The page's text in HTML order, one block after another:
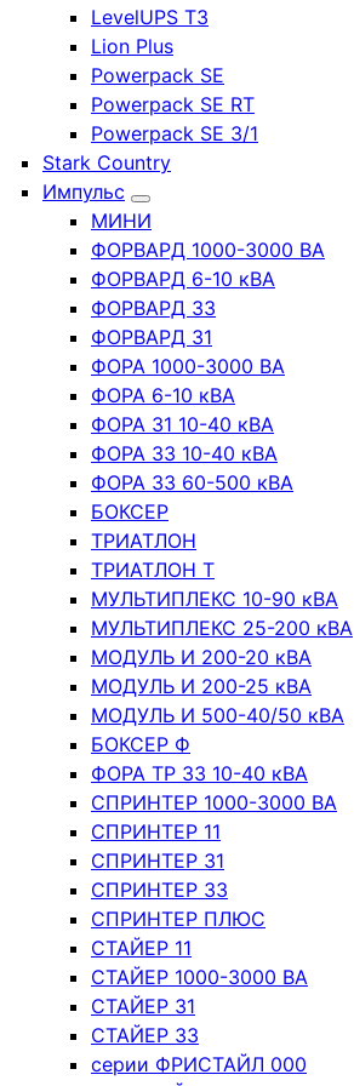
LevelUPS T3
Lion Plus
Powerpack SE
Powerpack SE RT
Powerpack SE 3/1
Stark Country
Импульс
МИНИ
ФОРВАРД 1000-3000 ВА
ФОРВАРД 6-10 кВА
ФОРВАРД 33
ФОРВАРД 31
ФОРА 1000-3000 ВА
ФОРА 6-10 кВА
ФОРА 31 10-40 кВА
ФОРА 33 10-40 кВА
ФОРА 33 60-500 кВА
БОКСЕР
ТРИАТЛОН
ТРИАТЛОН Т
МУЛЬТИПЛЕКС 10-90 кВА
МУЛЬТИПЛЕКС 25-200 кВА
МОДУЛЬ И 200-20 кВА
МОДУЛЬ И 200-25 кВА
МОДУЛЬ И 500-40/50 кВА
БОКСЕР Ф
ФОРА ТР 33 10-40 кВА
СПРИНТЕР 1000-3000 ВА
СПРИНТЕР 11
СПРИНТЕР 31
СПРИНТЕР 33
СПРИНТЕР ПЛЮС
СТАЙЕР 11
СТАЙЕР 1000-3000 ВА
СТАЙЕР 31
СТАЙЕР 33
серии ФРИСТАЙЛ 000